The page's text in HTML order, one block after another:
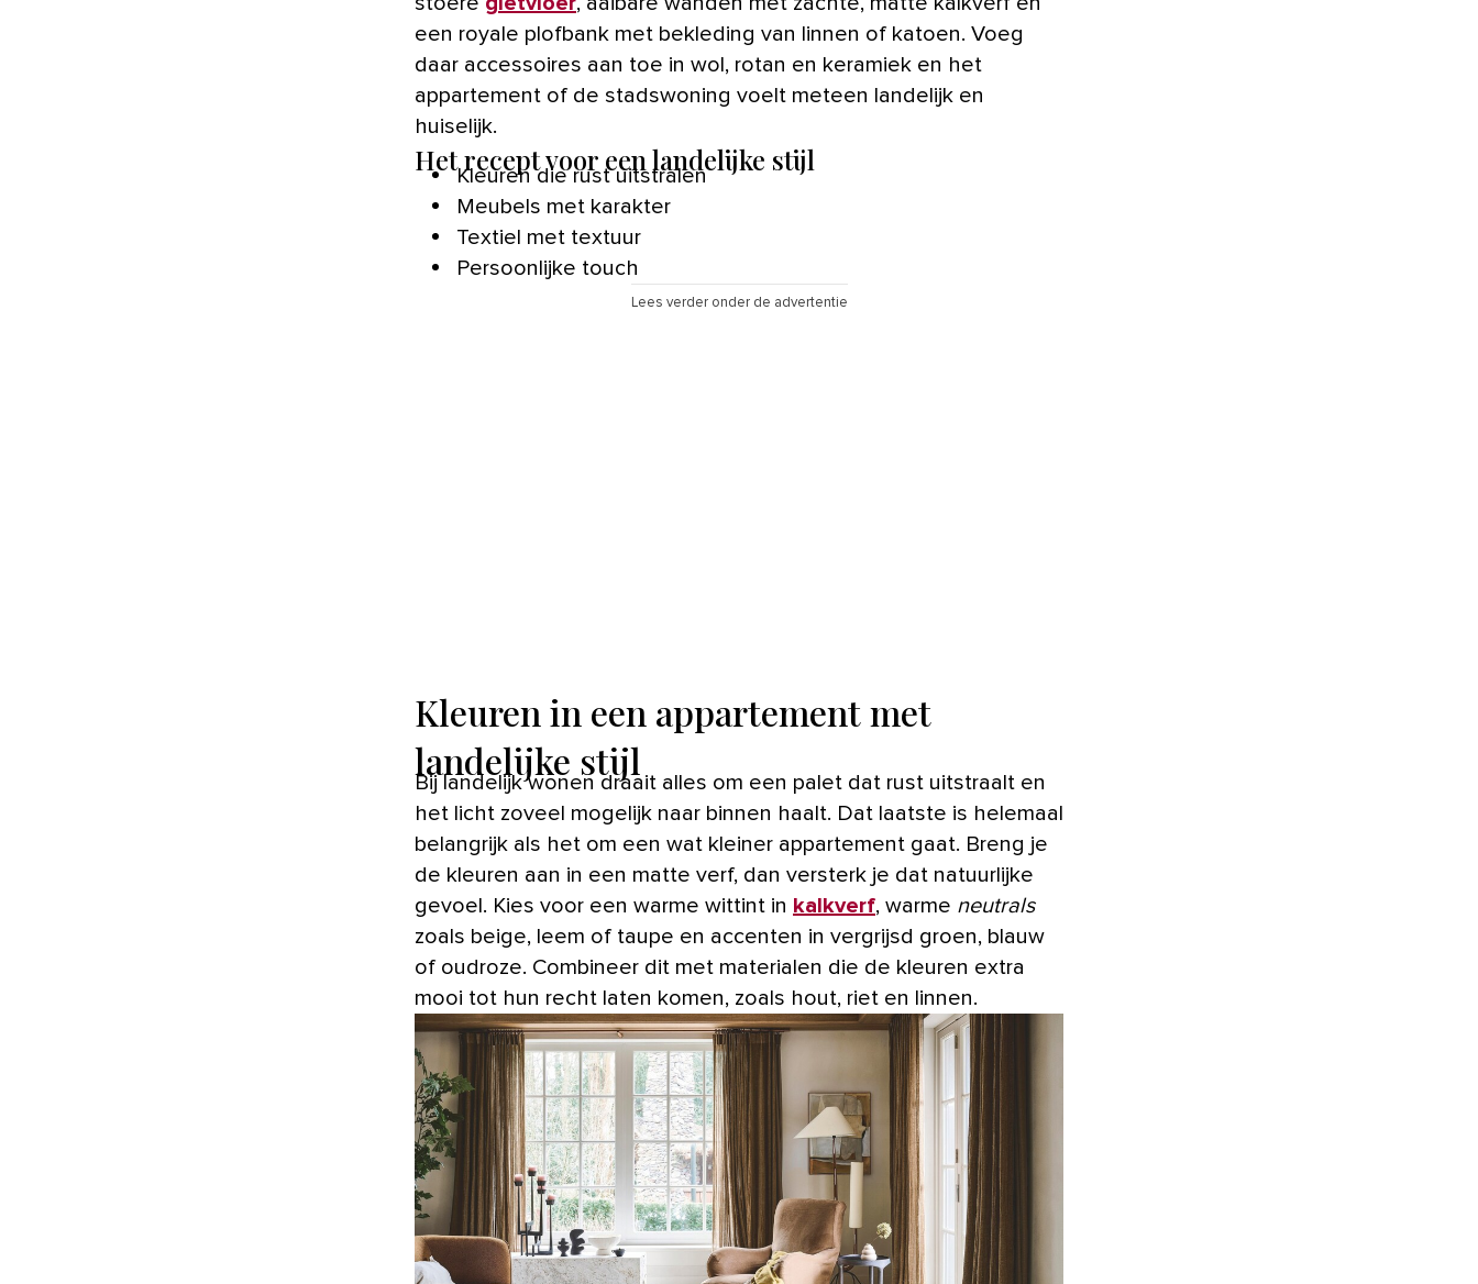
een royale plofbank met bekleding van linnen of katoen. Voeg
daar accessoires aan toe in wol, rotan en keramiek en het
appartement of de stadswoning voelt meteen landelijk en
huiselijk.
Het recept voor een landelijke stijl
Kleuren die rust uitstralen
Meubels met karakter
Textiel met textuur
Persoonlijke touch
Lees verder onder de advertentie
Kleuren in een appartement met
landelijke stijl
Bij landelijk wonen draait alles om een palet dat rust uitstraalt en
het licht zoveel mogelijk naar binnen haalt. Dat laatste is helemaal
belangrijk als het om een wat kleiner appartement gaat. Breng je
de kleuren aan in een matte verf, dan versterk je dat natuurlijke
gevoel. Kies voor een warme wittint in kalkverf, warme neutrals
zoals beige, leem of taupe en accenten in vergrijsd groen, blauw
of oudroze. Combineer dit met materialen die de kleuren extra
mooi tot hun recht laten komen, zoals hout, riet en linnen.